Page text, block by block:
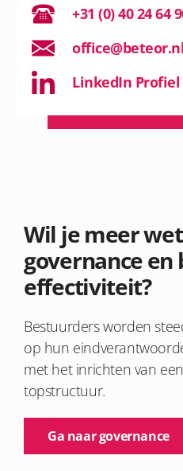
+31 (0) 40 24 64
office@beteor.nl
LinkedIn Profiel
Wil je meer
governance
effectiviteit?
Bestuurders worden
op hun
met het inrichten van
topstructuur.
Ga naar governance